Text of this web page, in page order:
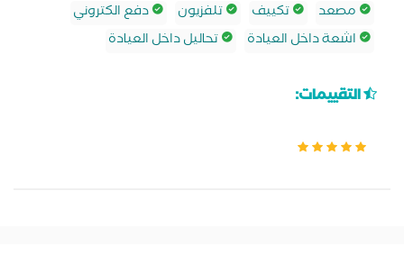
مصعد
تكييف تلفزيون
دفع الكتروني
اشعة داخل العيادة
تحاليل داخل العيادة
التقييمات: